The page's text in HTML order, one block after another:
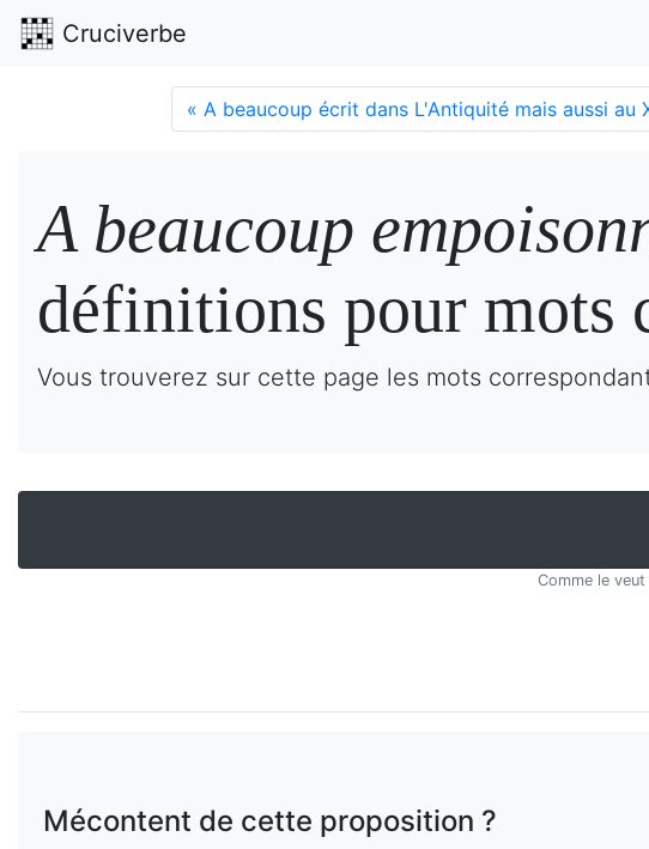
Cruciverbe
« A beaucoup écrit dans L'Antiquité mais aussi au
A beaucoup
définitions pour mots
Vous trouverez sur cette page les mots
Comme le
Mécontent de cette proposition ?